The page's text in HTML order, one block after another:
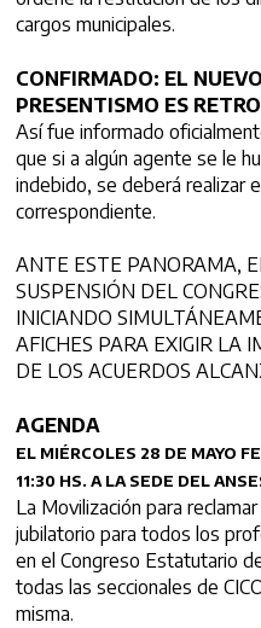
cargos municipales.
CONFIRMADO: EL
PRESENTISMO ES
Así fue informado
que si a algún agente se le
indebido, se deberá realizar
correspondiente.
ANTE ESTE PANORAMA,
SUSPENSIÓN DEL
INICIANDO
AFICHES PARA EXIGIR LA
DE LOS ACUERDOS
AGENDA
EL MIÉRCOLES 28 DE MAYO
11:30 HS. A LA SEDE DEL
La Movilización para
jubilatorio para todos los
en el Congreso Estatutario
todas las seccionales de
misma.